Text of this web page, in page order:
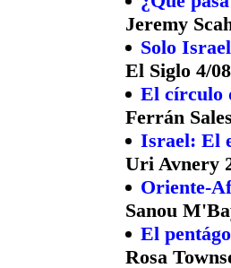
Jeremy
Solo
El Siglo 4/
El círculo
Ferrán
Israel: El
Uri Avnery
Oriente-
Sanou
El
Rosa